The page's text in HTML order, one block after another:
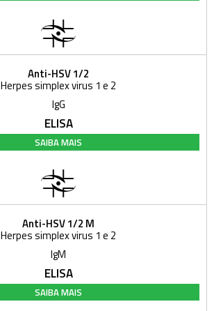
Anti-HSV 1/2
Herpes simplex virus 1 e 2
IgG
ELISA
SAIBA MAIS
Anti-HSV 1/2 M
Herpes simplex virus 1 e 2
IgM
ELISA
SAIBA MAIS